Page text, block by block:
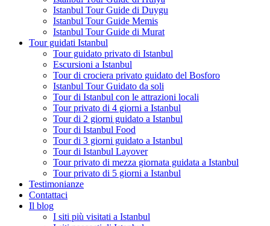
Istanbul Tour Guide di Duygu
Istanbul Tour Guide Memis
Istanbul Tour Guide di Murat
Tour guidati Istanbul
Tour guidato privato di Istanbul
Escursioni a Istanbul
Tour di crociera privato guidato del Bosforo
Istanbul Tour Guidato da soli
Tour di Istanbul con le attrazioni locali
Tour privato di 4 giorni a Istanbul
Tour di 2 giorni guidato a Istanbul
Tour di Istanbul Food
Tour di 3 giorni guidato a Istanbul
Tour di Istanbul Layover
Tour privato di mezza giornata guidata a Istanbul
Tour privato di 5 giorni a Istanbul
Testimonianze
Contattaci
Il blog
I siti più visitati a Istanbul